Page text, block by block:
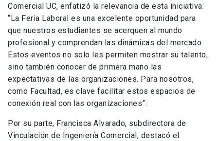
Comercial UC, enfatizó la relevancia de esta iniciativa:
“La Feria Laboral es una excelente oportunidad para
que nuestros estudiantes se acerquen al mundo
profesional y comprendan las dinámicas del mercado.
Estos eventos no solo les permiten mostrar su talento,
sino también conocer de primera mano las
expectativas de las organizaciones. Para nosotros,
como Facultad, es clave facilitar estos espacios de
conexión real con las organizaciones”.
Por su parte, Francisca Alvarado, subdirectora de
Vinculación de Ingeniería Comercial, destacó el